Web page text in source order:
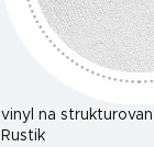
vinyl na
Rustik